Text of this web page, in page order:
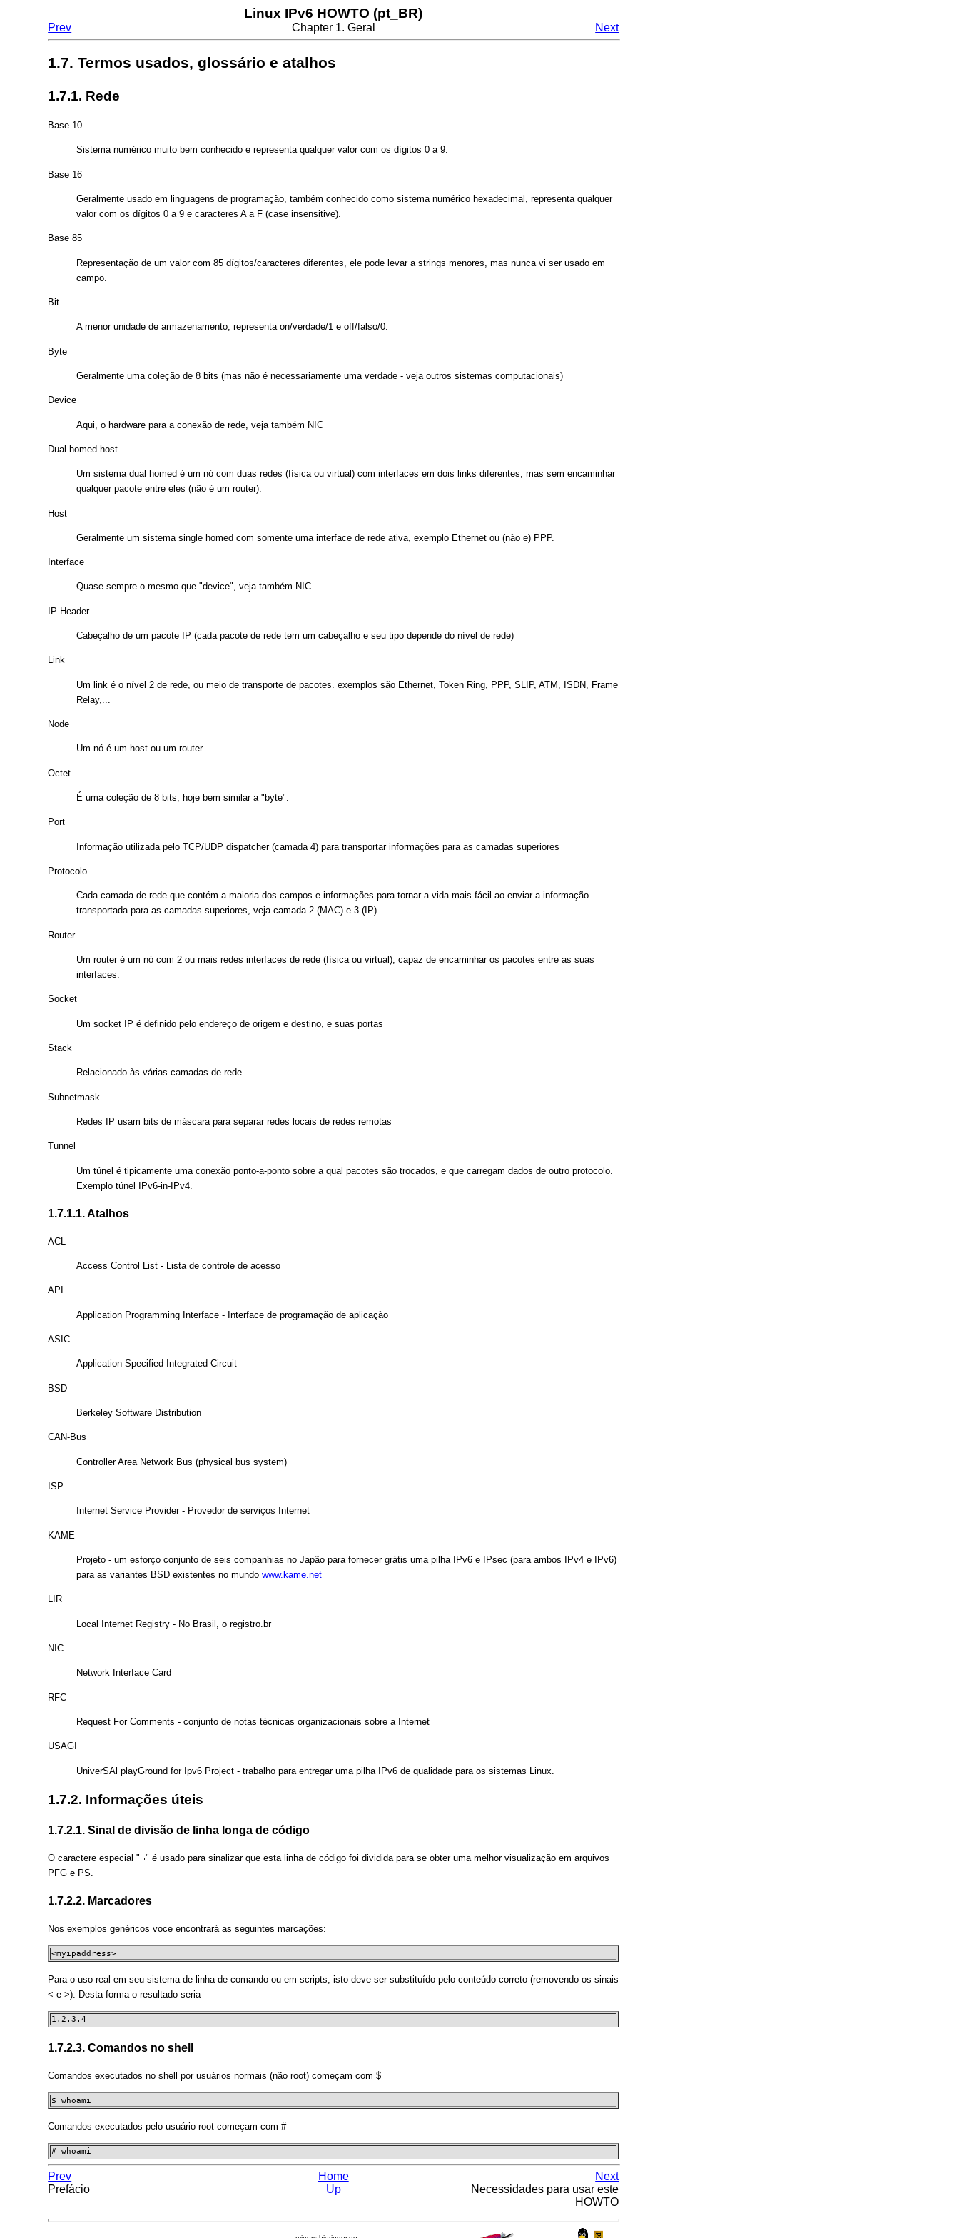
Linux IPv6 HOWTO (pt_BR)
Prev Chapter 1. Geral Next
1.7. Termos usados, glossário e atalhos
1.7.1. Rede
Base 10
Sistema numérico muito bem conhecido e representa qualquer valor com os dígitos 0 a 9.
Base 16
Geralmente usado em linguagens de programação, também conhecido como sistema numérico hexadecimal, representa qualquer
valor com os dígitos 0 a 9 e caracteres A a F (case insensitive).
Base 85
Representação de um valor com 85 dígitos/caracteres diferentes, ele pode levar a strings menores, mas nunca vi ser usado em
campo.
Bit
A menor unidade de armazenamento, representa on/verdade/1 e off/falso/0.
Byte
Geralmente uma coleção de 8 bits (mas não é necessariamente uma verdade - veja outros sistemas computacionais)
Device
Aqui, o hardware para a conexão de rede, veja também NIC
Dual homed host
Um sistema dual homed é um nó com duas redes (física ou virtual) com interfaces em dois links diferentes, mas sem encaminhar
qualquer pacote entre eles (não é um router).
Host
Geralmente um sistema single homed com somente uma interface de rede ativa, exemplo Ethernet ou (não e) PPP.
Interface
Quase sempre o mesmo que "device", veja também NIC
IP Header
Cabeçalho de um pacote IP (cada pacote de rede tem um cabeçalho e seu tipo depende do nível de rede)
Link
Um link é o nível 2 de rede, ou meio de transporte de pacotes. exemplos são Ethernet, Token Ring, PPP, SLIP, ATM, ISDN, Frame
Relay,...
Node
Um nó é um host ou um router.
Octet
É uma coleção de 8 bits, hoje bem similar a "byte".
Port
Informação utilizada pelo TCP/UDP dispatcher (camada 4) para transportar informações para as camadas superiores
Protocolo
Cada camada de rede que contém a maioria dos campos e informações para tornar a vida mais fácil ao enviar a informação
transportada para as camadas superiores, veja camada 2 (MAC) e 3 (IP)
Router
Um router é um nó com 2 ou mais redes interfaces de rede (física ou virtual), capaz de encaminhar os pacotes entre as suas
interfaces.
Socket
Um socket IP é definido pelo endereço de origem e destino, e suas portas
Stack
Relacionado às várias camadas de rede
Subnetmask
Redes IP usam bits de máscara para separar redes locais de redes remotas
Tunnel
Um túnel é tipicamente uma conexão ponto-a-ponto sobre a qual pacotes são trocados, e que carregam dados de outro protocolo.
Exemplo túnel IPv6-in-IPv4.
1.7.1.1. Atalhos
ACL
Access Control List - Lista de controle de acesso
API
Application Programming Interface - Interface de programação de aplicação
ASIC
Application Specified Integrated Circuit
BSD
Berkeley Software Distribution
CAN-Bus
Controller Area Network Bus (physical bus system)
ISP
Internet Service Provider - Provedor de serviços Internet
KAME
Projeto - um esforço conjunto de seis companhias no Japão para fornecer grátis uma pilha IPv6 e IPsec (para ambos IPv4 e IPv6)
para as variantes BSD existentes no mundowww.kame.net
LIR
Local Internet Registry - No Brasil, o registro.br
NIC
Network Interface Card
RFC
Request For Comments - conjunto de notas técnicas organizacionais sobre a Internet
USAGI
UniverSAl playGround for Ipv6 Project - trabalho para entregar uma pilha IPv6 de qualidade para os sistemas Linux.
1.7.2. Informações úteis
1.7.2.1. Sinal de divisão de linha longa de código
O caractere especial "¬" é usado para sinalizar que esta linha de código foi dividida para se obter uma melhor visualização em arquivos
PFG e PS.
1.7.2.2. Marcadores
Nos exemplos genéricos voce encontrará as seguintes marcações:
<myipaddress>
Para o uso real em seu sistema de linha de comando ou em scripts, isto deve ser substituído pelo conteúdo correto (removendo os sinais
< e >). Desta forma o resultado seria
1.2.3.4
1.7.2.3. Comandos no shell
Comandos executados no shell por usuários normais (não root) começam com $
$ whoami
Comandos executados pelo usuário root começam com #
# whoami
Prev Home
Next
Prefácio
Up
Necessidades para usar este
HOWTO